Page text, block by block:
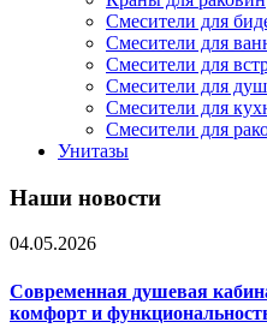
Смесители для
Смесители для
Смесители для
Смесители для
Смесители для
Смесители для
Унитазы
Наши новости
04.05.2026
Современная душевая
комфорт и